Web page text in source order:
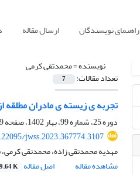
راهنمای نویسندگان ارسال مقاله
نویسنده =محمدتقی کرمی
تعداد مقالات: 7
تجربه ی زیسته ی مادران مطلقه
دوره 25، شماره 99، بهار 1402، صفحه
jwss.2023.367774.3107
مهدیه محمدتقی زاده، محمدتقی کرمی،
مشاهده مقاله
اصل مقاله K